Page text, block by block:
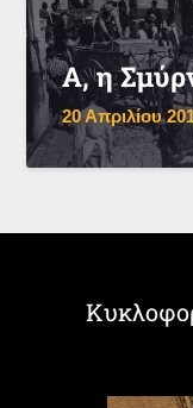
Α, η
20 Απριλίου